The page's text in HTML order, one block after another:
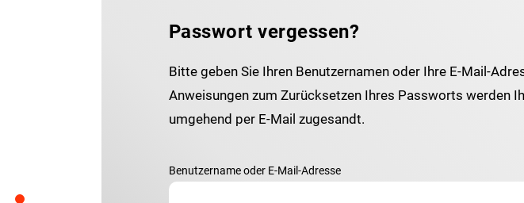
Passwort vergessen?
Bitte geben Sie Ihren Benutzernamen oder Ihre E-Mail-
Anweisungen zum Zurücksetzen Ihres Passworts werden
umgehend per E-Mail zugesandt.
Benutzername oder E-Mail-Adresse